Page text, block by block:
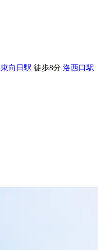
東向日駅 徒歩8分 洛西口駅